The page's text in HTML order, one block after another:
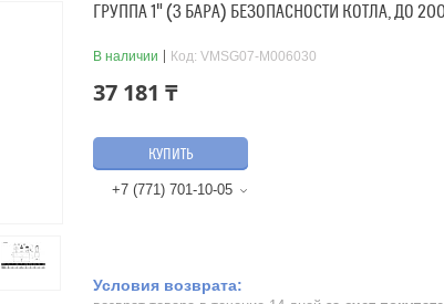
ГРУППА 1" (3 БАРА) БЕЗОПАСНОСТИ КОТЛА, ДО 200
В наличии Код: VMSG07-M006030
37 181 ₸
КУПИТЬ
+7 (771) 701-10-05